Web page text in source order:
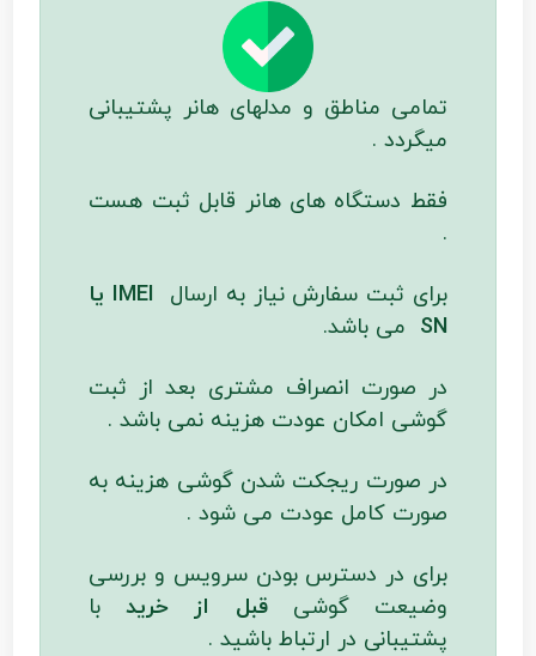
تمامی مناطق و مدلهای هانر پشتیبانی
میگردد .
فقط دستگاه های هانر قابل ثبت هست
.
برای ثبت سفارش نیاز به ارسال
IMEI یا
SN می باشد.
در صورت انصراف مشتری بعد از ثبت
گوشی امکان عودت هزینه نمی باشد .
در صورت ریجکت شدن گوشی هزینه به
صورت کامل عودت می شود .
برای در دسترس بودن سرویس و بررسی
وضیعت گوشیقبل از خریدبا
پشتیبانی در ارتباط باشید .